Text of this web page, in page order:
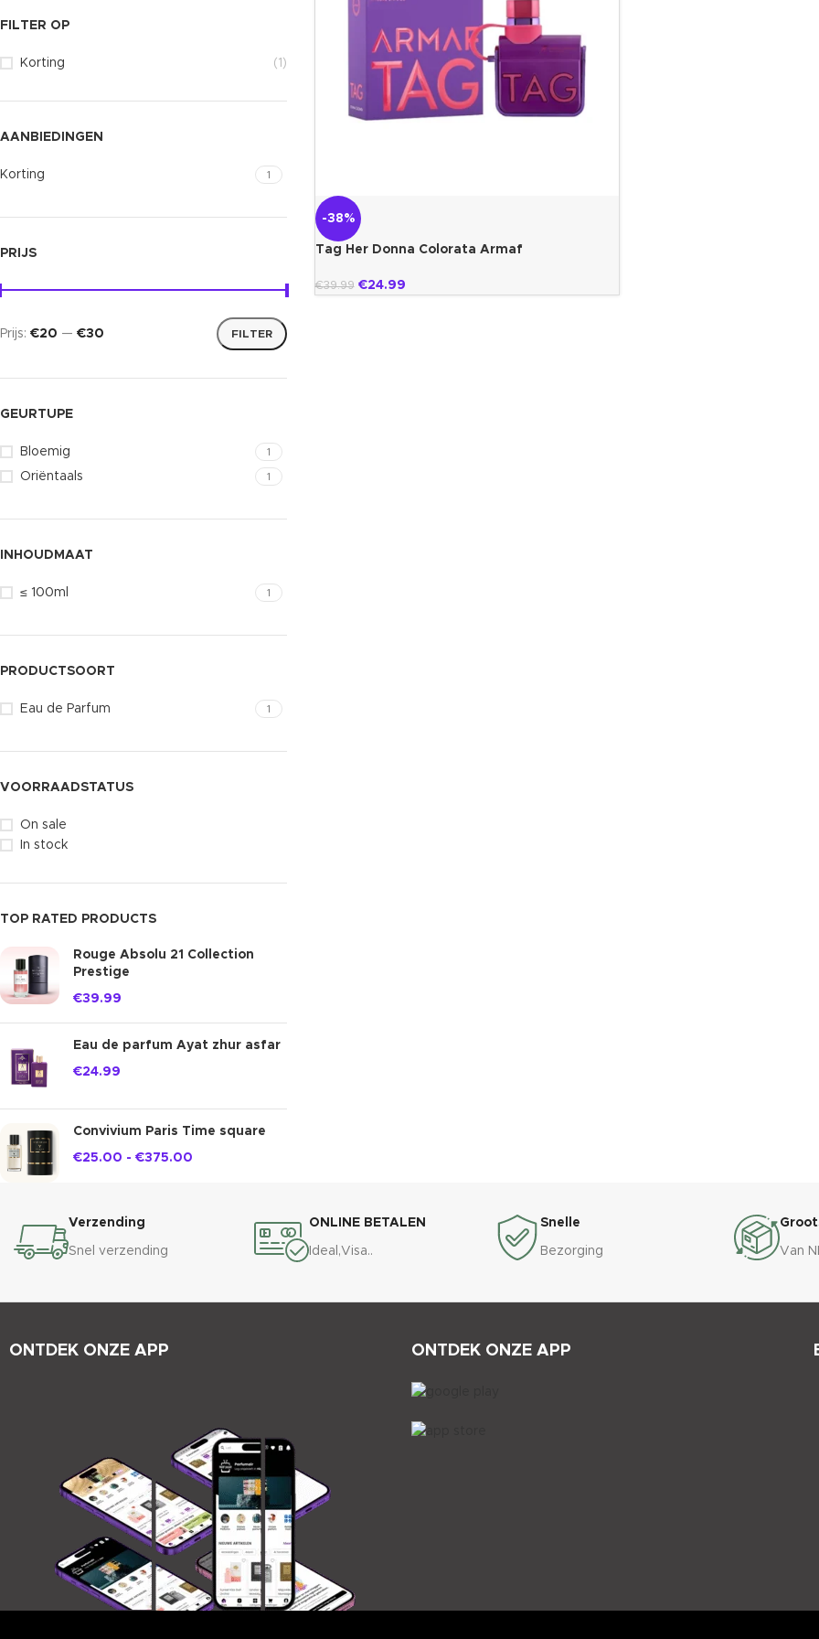
FILTER OP
Korting (1)
AANBIEDINGEN
Korting 1
PRIJS
FILTER
Prijs: €20 — €30
GEURTUPE
Bloemig 1
Oriëntaals 1
INHOUDMAAT
≤ 100ml 1
PRODUCTSOORT
Eau de Parfum 1
VOORRAADSTATUS
On sale
In stock
TOP RATED PRODUCTS
Rouge Absolu 21 Collection
Prestige
€39.99
Eau de parfum Ayat zhur asfar
€24.99
Convivium Paris Time square
€25.00 - €375.00
-38%
Tag Her Donna Colorata Armaf
€39.99 €24.99
Verzending
Snel verzending
ONLINE BETALEN
Ideal,Visa..
Snelle
Bezorging Van
ONTDEK ONZE APP ONTDEK ONZE APP